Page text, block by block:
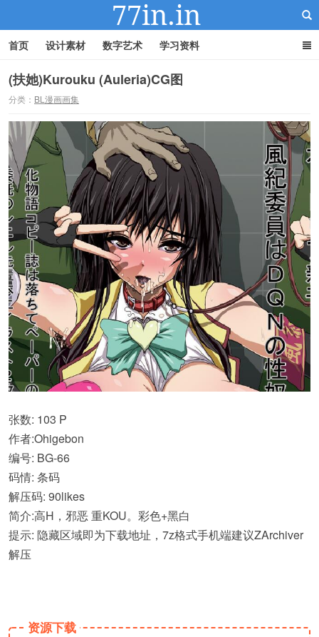
首页 设计素材 数字艺术 学习资料
(扶她)Kurouku (Auleria)CG图
分类： BL漫画画集
张数: 103 P
作者:Ohigebon
编号: BG-66
码情: 条码
解压码: 90likes
简介:高H，邪恶 重KOU。彩色+黑白
提示: 隐藏区域即为下载地址，7z格式手机端建议ZArchiver
解压
资源下载